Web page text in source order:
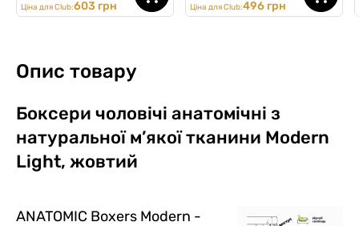
Ціна для Club:603 грн Ціна для Club:496 грн
Опис товару
Боксери чоловічі анатомічні з
натуральної м’якої тканини Modern
Light, жовтий
ANATOMIC Boxers Modern -